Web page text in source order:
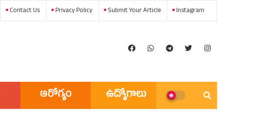
Contact Us Privacy Policy Submit Your Article Instagram
ఆరోగ్యం ఉద్యోగాలు అన్ని వార్తలు